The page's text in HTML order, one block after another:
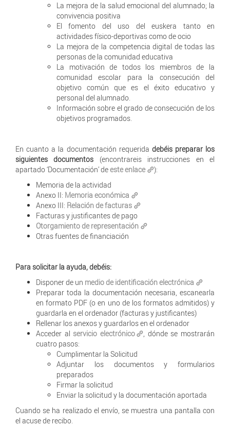
La mejora de la salud emocional del alumnado; la
convivencia positiva
El fomento del uso del euskera tanto en
actividades físico-deportivas como de ocio
La mejora de la competencia digital de todas las
personas de la comunidad educativa
La motivación de todos los miembros de la
comunidad escolar para la consecución del
objetivo común que es el éxito educativo y
personal del alumnado.
Información sobre el grado de consecución de los
objetivos programados.
En cuanto a la documentación requerida debéis preparar los
siguientes documentos (encontrareis instrucciones en el
apartado ‘Documentación’ deeste enlace
):
Memoria de la actividad
Anexo II: Memoria económica
Anexo III: Relación de facturas
Facturas y justificantes de pago
Otorgamiento de representación
Otras fuentes de financiación
Para solicitar la ayuda, debéis:
Disponer de un medio de identificación electrónica
Preparar toda la documentación necesaria, escanearla
en formato PDF (o en uno de los formatos admitidos) y
guardarla en el ordenador (facturas y justificantes)
Rellenar los anexos y guardarlos en el ordenador
Acceder al servicio electrónico
, dónde se mostrarán
cuatro pasos:
Cumplimentar la Solicitud
Adjuntar los documentos y formularios
preparados
Firmar la solicitud
Enviar la solicitud y la documentación aportada
Cuando se ha realizado el envío, se muestra una pantalla con
el acuse de recibo.